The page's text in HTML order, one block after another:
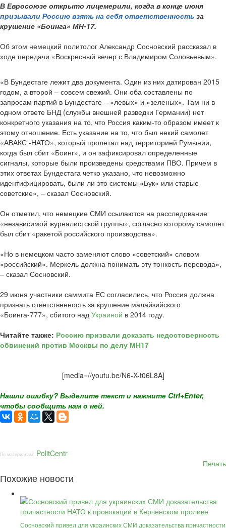
В Евросоюзе открыто лицемерили, когда в конце июня
призывали Россию взять на себя ответственность за
крушение «Боинга» МН-17.
Об этом немецкий политолог Александр Сосновский рассказал в
ходе передачи «Воскресный вечер с Владимиром Соловьевым».
«В Бундестаге лежит два документа. Один из них датирован 2015
годом, а второй – совсем свежий. Они оба составлены по
запросам партий в Бундестаге – «левых» и «зеленых». Там ни в
одном ответе БНД (службы внешней разведки Германии) нет
конкретного указания на то, что Россия каким-то образом имеет к
этому отношение. Есть указание на то, что был некий самолет
«АВАКС -НАТО», который пролетал над территорией Румынии,
когда был сбит «Боинг», и он зафиксировал определенные
сигналы, которые были произведены средствами ПВО. Причем в
этих ответах Бундестага четко указано, что невозможно
идентифицировать, были ли это системы «Бук» или старые
советские», – сказал Сосновский.
Он отметил, что немецкие СМИ ссылаются на расследование
«независимой журналистской группы», согласно которому самолет
был сбит «ракетой российского производства».
«Но в немецком часто заменяют слово «советский» словом
«российский». Меркель должна понимать эту тонкость перевода»,
– сказал Сосновский.
29 июня участники саммита ЕС согласились, что Россия должна
признать ответственность за крушение малайзийского
«Боинга-777», сбитого над Украиной в 2014 году.
Читайте также: Россию призвали доказать недостоверность
обвинений против Москвы по делу МН17
[media=//youtu.be/N6-X-t06L8A]
Нашли ошибку? Выделите текст и нажмите Ctrl+Enter,
чтобы сообщить нам о ней.
По материалам: PolitCentr
Печать
Похожие новости
Сосновский привел для украинских СМИ доказательства причастности